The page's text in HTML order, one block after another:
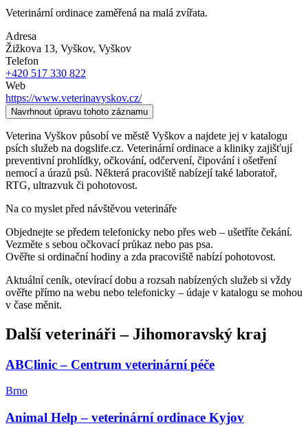
Veterinární ordinace zaměřená na malá zvířata.
Adresa
Žižkova 13, Vyškov, Vyškov
Telefon
+420 517 330 822
Web
https://www.veterinavyskov.cz/
Navrhnout úpravu tohoto záznamu
Veterina Vyškov působí ve městě Vyškov a najdete jej v katalogu
psích služeb na dogslife.cz. Veterinární ordinace a kliniky zajišťují
preventivní prohlídky, očkování, odčervení, čipování i ošetření
nemocí a úrazů psů. Některá pracoviště nabízejí také laboratoř,
RTG, ultrazvuk či pohotovost.
Na co myslet před návštěvou veterináře
Objednejte se předem telefonicky nebo přes web – ušetříte čekání.
Vezměte s sebou očkovací průkaz nebo pas psa.
Ověřte si ordinační hodiny a zda pracoviště nabízí pohotovost.
Aktuální ceník, otevírací dobu a rozsah nabízených služeb si vždy
ověřte přímo na webu nebo telefonicky – údaje v katalogu se mohou
v čase měnit.
Další veterináři – Jihomoravský kraj
ABClinic – Centrum veterinární péče
Brno
Animal Help – veterinární ordinace Kyjov